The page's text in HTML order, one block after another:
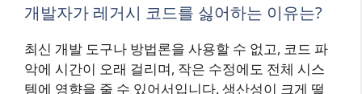
개발자가 레거시 코드를 싫어하는 이유는?
최신 개발 도구나 방법론을 사용할 수 없고, 코드 파
악에 시간이 오래 걸리며, 작은 수정에도 전체 시스
템에 영향을 줄 수 있어서입니다. 생산성이 크게 떨